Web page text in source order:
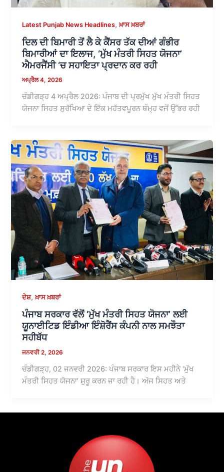
Latest Punjab News Headlines,ਖ਼ਾਸ ਖ਼ਬਰਾਂ
ਦਿਲ ਦੀ ਬਿਮਾਰੀ ਤੋਂ ਲੈ ਕੇ ਕੈਂਸਰ ਤੱਕ ਦੀਆਂ ਗੰਭੀਰ
ਬਿਮਾਰੀਆਂ ਦਾ ਇਲਾਜ, ‘ਮੁੱਖ ਮੰਤਰੀ ਸਿਹਤ ਯੋਜਨਾ’
ਐਮਰਜੈਂਸੀ ‘ਚ ਸਹਾਇਤਾ ਪ੍ਰਦਾਨ ਕਰ ਰਹੀ
ਅਪ੍ਰੈਲ 4, 2026
ਚੰਡੀਗੜ੍ਹ 4 ਅਪ੍ਰੈਲ 2026: ਪੰਜਾਬ ਦੀ ਪ੍ਰਮੁੱਖ ਮੁੱਖ ਮੰਤਰੀ ਸਿਹਤ
ਯੋਜਨਾ ਸਿਹਤ ਸੁਰੱਖਿਆ ਦੇ ਇੱਕ ਮਹੱਤਵਪੂਰਨ ਥੰਮ੍ਹ ਵਜੋਂ ਉੱਭਰ ਰਹੀ
ਦੇਸ਼,ਖ਼ਾਸ ਖ਼ਬਰਾਂ
ਪੰਜਾਬ ਸਰਕਾਰ ਵੱਲੋਂ ‘ਮੁੱਖ ਮੰਤਰੀ ਸਿਹਤ ਯੋਜਨਾ’ ਲਈ
ਯੂਨਾਈਟਿਡ ਇੰਡੀਆ ਇੰਸ਼ੋਰੈਂਸ ਕੰਪਨੀ ਨਾਲ ਸਮਝੌਤਾ
ਸਹੀਬੱਧ
ਜਨਵਰੀ 2, 2026
ਚੰਡੀਗੜ੍ਹ, 02 ਜਨਵਰੀ 2026: ਪੰਜਾਬ ਸਰਕਾਰ ਇਸ ਮਹੀਨੇ ‘ਮੁੱਖ
ਮੰਤਰੀ ਸਿਹਤ ਯੋਜਨਾ’ ਸ਼ੁਰੂ ਕਰਨ ਜਾ ਰਹੀ ਹੈ। ਅੱਜ ਸਿਹਤ ਅਤੇ